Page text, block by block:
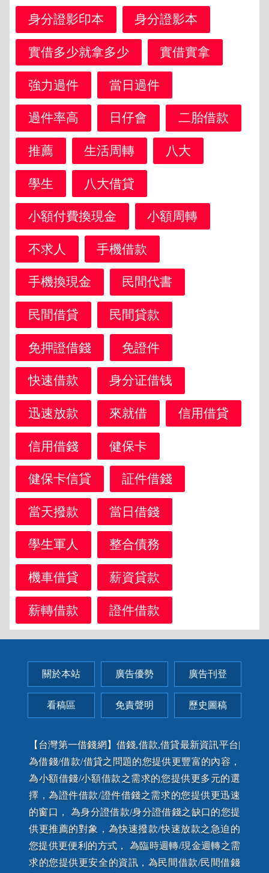
身分證影印本 身分證影本
實借多少就拿多少 實借實拿
強力過件 當日過件
過件率高 日仔會 二胎借款
推薦 生活周轉 八大
學生 八大借貸
小額付費換現金 小額周轉
不求人 手機借款
手機換現金 民間代書
民間借貸 民間貸款
免押證借錢 免證件
快速借款 身分证借钱
迅速放款 來就借 信用借貸
信用借錢 健保卡
健保卡信貸 証件借錢
當天撥款 當日借錢
學生軍人 整合債務
機車借貸 薪資貸款
薪轉借款 證件借款
關於本站 廣告優勢 廣告刊登
看稿區 免責聲明 歷史圖稿
【台灣第一借錢網】借錢,借款,借貸最新資訊平台|
為借錢/借款/借貸之問題的您提供更豐富的內容，
為小額借錢/小額借款之需求的您提供更多元的選
擇，為證件借款/證件借錢之需求的您提供更迅速
的窗口， 為身分證借款/身分證借錢之缺口的您提
供更推薦的對象，為快速撥款/快速放款之急迫的
您提供更便利的方式， 為臨時週轉/現金週轉之需
求的您提供更安全的資訊，為民間借款/民間借錢